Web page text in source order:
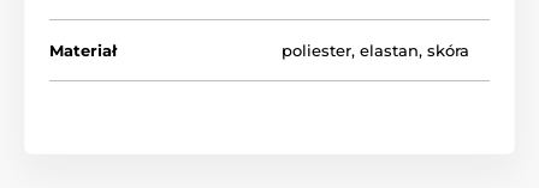
Materiał poliester, elastan, skóra